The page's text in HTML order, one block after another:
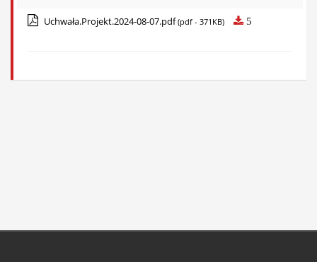
Uchwała.Projekt.2024-08-07.pdf(pdf - 371KB) 5